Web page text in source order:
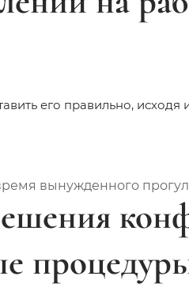
его правильно,
вынужденного